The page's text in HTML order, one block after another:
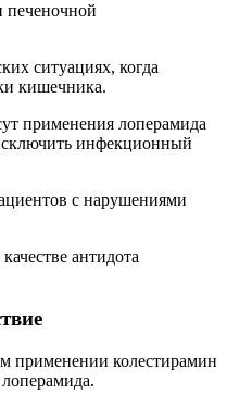
ситуациях, когда
кишечника.
применения лоперамида
инфекционный
с нарушениями
антидота
применении колестирамин